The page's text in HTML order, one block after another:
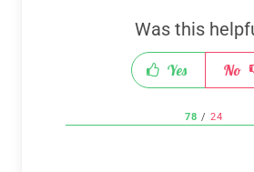
Was this
Yes No
78 / 24